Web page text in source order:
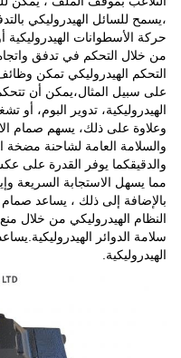
،يسمح للسائل الهيدروليكي
حركة الأسطوانات الهيدروليكية
من خلال التحكم في تدفق واتجاه
التحكم الهيدروليكي تمكن
على سبيل المثال،يمكن أن
الهيدروليكية، تدوير البوم، أو
وعلاوة على ذلك، يسهم صمام
والسلامة العامة لشاحنة
والدقيقكما يوفر القدرة على
مما يسهل الاستجابة السريعة
بالإضافة إلى ذلك ، يساعد صمام
النظام الهيدروليكي من خلال
سلامة الدوائر
الهيدروليكية.